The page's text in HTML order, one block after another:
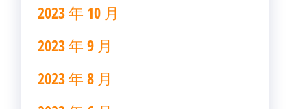
2023 年 10 月
2023 年 9 月
2023 年 8 月